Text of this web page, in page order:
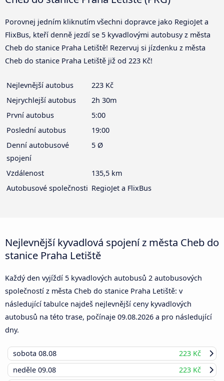
Porovnej jedním kliknutím všechni dopravce jako RegioJet a
FlixBus, kteří denně jezdí se 5 kyvadlovými autobusy z města
Cheb do stanice Praha Letiště! Rezervuj si jízdenku z města
Cheb do stanice Praha Letiště již od 223 Kč!
Nejlevnější autobus
223 Kč
Nejrychlejší autobus
2h 30m
První autobus
5:00
Poslední autobus
19:00
Denní autobusové
spojení
5 Ø
Vzdálenost
135,5 km
Autobusové společnosti RegioJet a FlixBus
Nejlevnější kyvadlová spojení z města Cheb do
stanice Praha Letiště
Každý den vyjíždí 5 kyvadlových autobusů 2 autobusových
společností z města Cheb do stanice Praha Letiště: v
následující tabulce najdeš nejlevnější ceny kyvadlových
autobusů na této trase, počínaje 09.08.2026 a pro následující
dny.
sobota 08.08
223 Kč
neděle 09.08
223 Kč